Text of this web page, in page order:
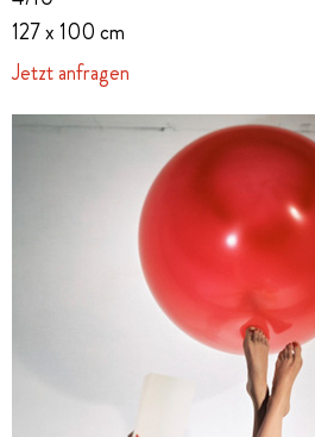
127 x 100 cm
Jetzt anfragen